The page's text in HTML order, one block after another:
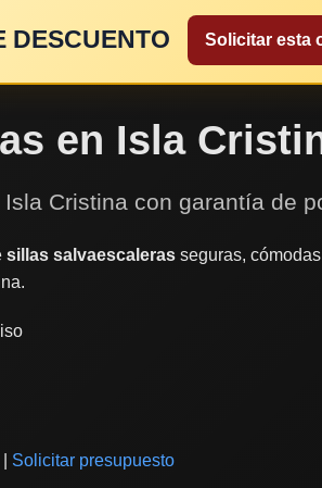
DESCUENTO Solicitar esta
en Isla
Cristina con garantía de
sillas salvaescalerasseguras,
Solicitar presupuesto